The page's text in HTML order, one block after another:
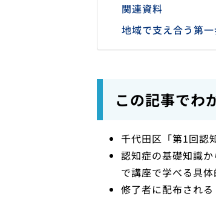
関連資料
地域で支え合う第
この記事でわ
千代田区「第1回認
認知症の基礎知識
で講座で学べる具
修了者に配布され